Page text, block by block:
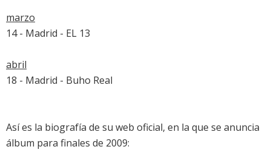
marzo
14 - Madrid - EL 13
abril
18 - Madrid - Buho Real
Así es la biografía de su web oficial, en la que se anuncia
álbum para finales de 2009: